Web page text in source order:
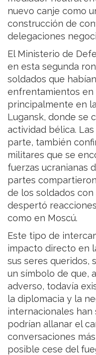
nuevo canje como
construcción de
delegaciones
El Ministerio de
en esta segunda
soldados que
enfrentamientos en
principalmente en
Lugansk, donde se
actividad bélica.
parte, también
militares que se
fuerzas ucranianas
partes
de los soldados con
despertó
como en Moscú.
Este tipo de
impacto directo en
sus seres queridos,
un símbolo de que,
adverso, todavía
la diplomacia y la
internacionales han
podrían allanar el
conversaciones
posible cese del